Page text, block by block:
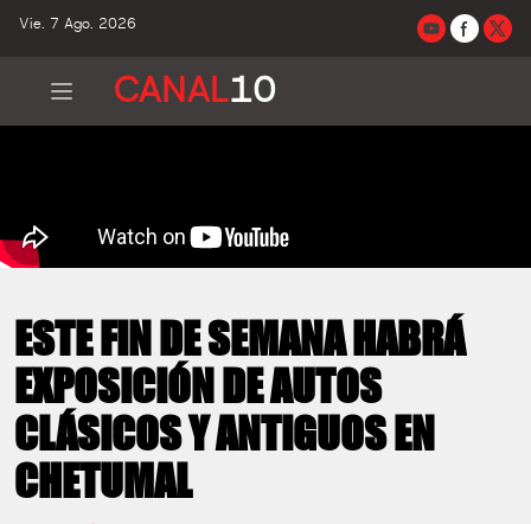
Vie. 7 Ago. 2026
CANAL10
ESTE FIN DE SEMANA HABRÁ
EXPOSICIÓN DE AUTOS
CLÁSICOS Y ANTIGUOS EN
CHETUMAL